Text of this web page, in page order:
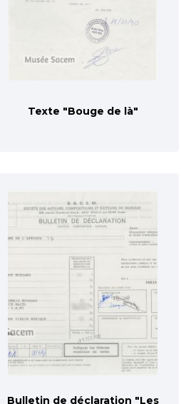
Texte "Bouge de là"
Bulletin de déclaration "Les